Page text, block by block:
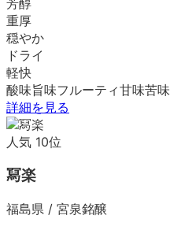
重厚
穏やか
ドライ
軽快
酸味旨味フルーティ甘味苦味
詳細を見る
人気 10位
冩楽
福島県 / 宮泉銘醸